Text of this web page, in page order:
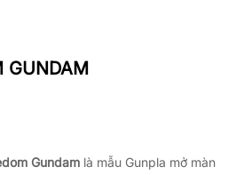
GUNDAM
Gundam là mẫu Gunpla mở màn